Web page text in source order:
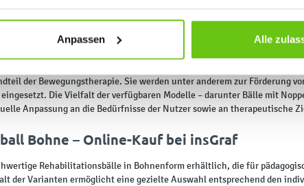
Anpassen Alle
Der Rehabilitationsball in
zur Unterstützung der
Er kann sowohl im Unterricht
Übungen eingesetzt werden. Anwendung findet er bei Kindern,
Verbesserung der Körperhaltung und Förderung der allgemeinen
der Bewegungstherapie. Sie werden unter anderem zur Förderung
Die Vielfalt der verfügbaren Modelle – darunter Bälle mit
Anpassung an die Bedürfnisse der Nutzer sowie an therapeutische
Bohne – Online-Kauf bei insGraf
Rehabilitationsbälle in Bohnenform erhältlich, die für
der Varianten ermöglicht eine gezielte Auswahl entsprechend den